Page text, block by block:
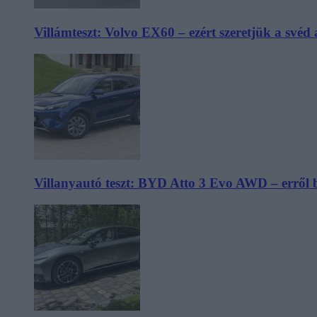
Villámteszt: Volvo EX60 – ezért szeretjük a svéd
Villanyautó teszt: BYD Atto 3 Evo AWD – erről